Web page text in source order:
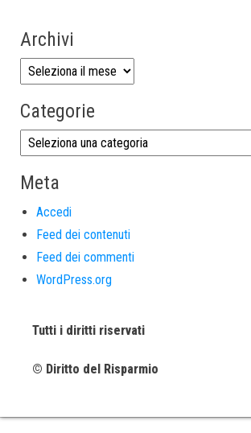
Archivi
Categorie
Meta
Accedi
Feed dei contenuti
Feed dei commenti
WordPress.org
Tutti i diritti riservati
© Diritto del Risparmio